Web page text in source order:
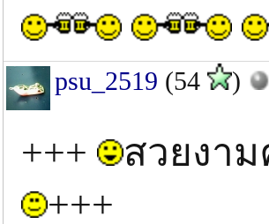
psu_2519 (54 )
+++
สวยงา
+++